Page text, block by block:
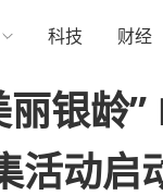
科技 财经
银龄
活动启